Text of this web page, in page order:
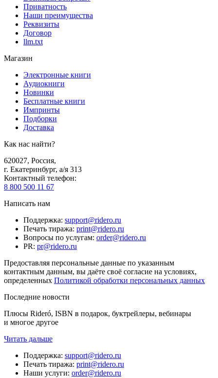
Приватность
Наши преимущества
Реквизиты
Договор
llm.txt
Магазин
Электронные книги
Аудиокниги
Новинки
Бесплатные книги
Импринты
Подборки
Доставка
Как нас найти?
620027, Россия,
г. Екатеринбург, а/я 313
Контактный телефон:
8 800 500 11 67
Написать нам
Поддержка: support@ridero.ru
Печать тиража: print@ridero.ru
Вопросы по услугам: order@ridero.ru
PR: pr@ridero.ru
Предоставляя персональные данные по указанным
контактным данным, вы даёте своё согласие на условиях,
определенных Политикой обработки персональных данных
Последние новости
Плюсы Rideró, ISBN в подарок, буктрейлеры, вебинары
и многое другое
Читать дальше
Поддержка: support@ridero.ru
Печать тиража: print@ridero.ru
Наши услуги: order@ridero.ru